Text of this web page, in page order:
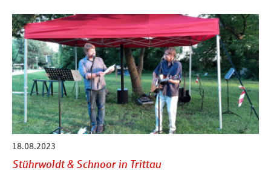
18.08.2023
Stührwoldt & Schnoor in Trittau